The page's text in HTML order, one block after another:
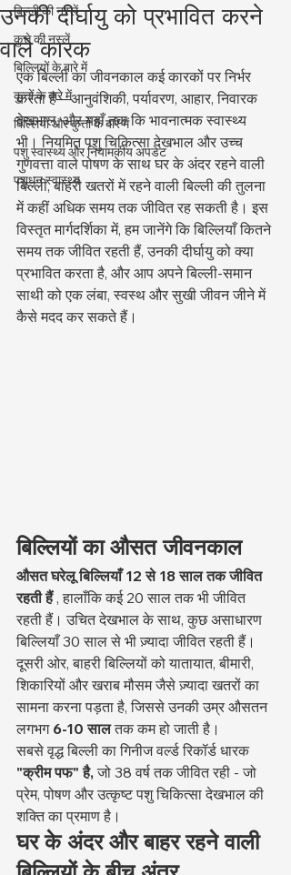
बिल्ली की नस्लें
कुत्ते की नस्लें
बिल्लियों के बारे में
कुत्तों के बारे में
बिल्लियों और कुत्तों के बारे में
पशु स्वास्थ्य और नियामकीय अपडेट
पशुधन स्वास्थ्य
उनकी दीर्घायु को प्रभावित करने
वाले कारक
एक बिल्ली का जीवनकाल कई कारकों पर निर्भर
करता है—आनुवंशिकी, पर्यावरण, आहार, निवारक
देखभाल, और यहाँ तक कि भावनात्मक स्वास्थ्य
भी। नियमित पशु चिकित्सा देखभाल और उच्च
गुणवत्ता वाले पोषण के साथ घर के अंदर रहने वाली
बिल्ली, बाहरी खतरों में रहने वाली बिल्ली की तुलना
में कहीं अधिक समय तक जीवित रह सकती है। इस
विस्तृत मार्गदर्शिका में, हम जानेंगे कि बिल्लियाँ कितने
समय तक जीवित रहती हैं, उनकी दीर्घायु को क्या
प्रभावित करता है, और आप अपने बिल्ली-समान
साथी को एक लंबा, स्वस्थ और सुखी जीवन जीने में
कैसे मदद कर सकते हैं।
बिल्लियों का औसत जीवनकाल
औसत घरेलू बिल्लियाँ 12 से 18 साल तक जीवित
रहती हैं , हालाँकि कई 20 साल तक भी जीवित
रहती हैं। उचित देखभाल के साथ, कुछ असाधारण
बिल्लियाँ 30 साल से भी ज़्यादा जीवित रहती हैं।
दूसरी ओर, बाहरी बिल्लियों को यातायात, बीमारी,
शिकारियों और खराब मौसम जैसे ज़्यादा खतरों का
सामना करना पड़ता है, जिससे उनकी उम्र औसतन
लगभग 6-10 साल तक कम हो जाती है।
सबसे वृद्ध बिल्ली का गिनीज वर्ल्ड रिकॉर्ड धारक
"क्रीम पफ" है, जो 38 वर्ष तक जीवित रही - जो
प्रेम, पोषण और उत्कृष्ट पशु चिकित्सा देखभाल की
शक्ति का प्रमाण है।
घर के अंदर और बाहर रहने वाली